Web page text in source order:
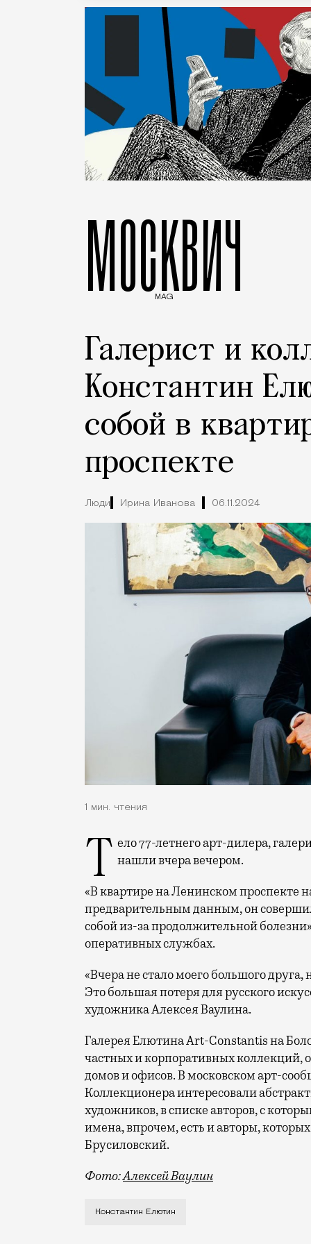
МОСКВИЧ
MAG
Галерист и
Константин
собой в
проспекте
Люди Ирина Иванова 06.11.2024
1 мин. чтения
Тело 77-летнего арт-дилера, галериста и коллекционера Константина Елютина нашли вчера вечером.
«В квартире на Ленинском проспекте
предварительным данным, он
собой из-за продолжительной
оперативных службах.
«Вчера не стало моего большого
Это большая потеря для русского
художника Алексея Ваулина.
Галерея Елютина Art-Constantis на
частных и корпоративных коллекций,
домов и офисов. В московском арт-
Коллекционера интересовали
художников, в списке авторов, с
имена, впрочем, есть и авторы,
Брусиловский.
Фото:Алексей Ваулин
Тело 77-летнего арт-дилера,
Константин Елютин